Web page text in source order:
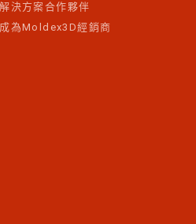
解決方案合作夥伴
成為Moldex3D經銷商